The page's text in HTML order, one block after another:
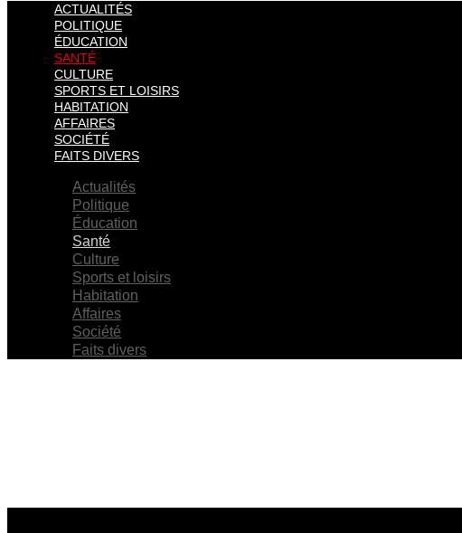
ACTUALITÉS
POLITIQUE
ÉDUCATION
SANTÉ
CULTURE
SPORTS ET LOISIRS
HABITATION
AFFAIRES
SOCIÉTÉ
FAITS DIVERS
Actualités
Politique
Éducation
Santé
Culture
Sports et loisirs
Habitation
Affaires
Société
Faits divers